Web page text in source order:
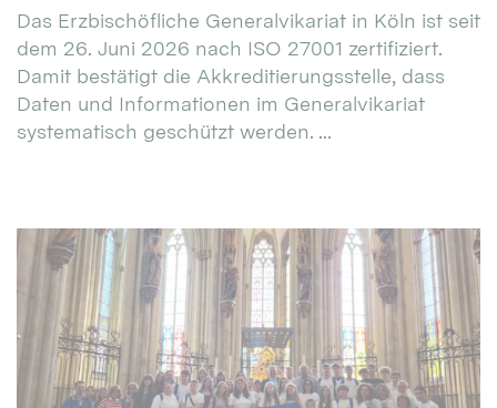
Das Erzbischöfliche Generalvikariat in Köln ist seit
dem 26. Juni 2026 nach ISO 27001 zertifiziert.
Damit bestätigt die Akkreditierungsstelle, dass
Daten und Informationen im Generalvikariat
systematisch geschützt werden. ...